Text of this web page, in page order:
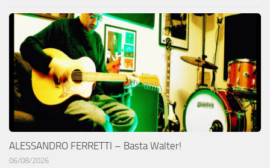
ALESSANDRO FERRETTI – Basta Walter!
06/08/2026